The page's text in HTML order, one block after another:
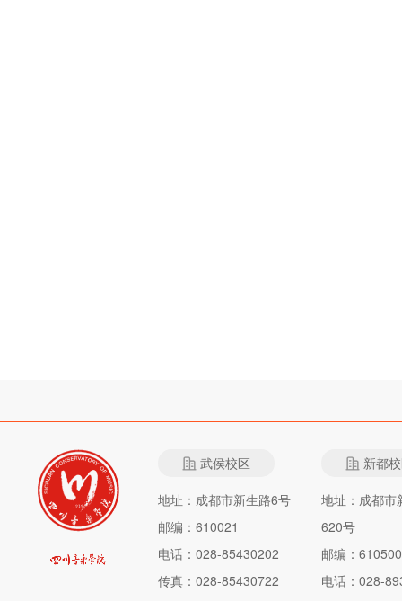
武侯校区
地址：成都市新生路6号
邮编：610021
电话：028-85430202
传真：028-85430722
新都
地址：成都市
620号
邮编：610500
电话：028-